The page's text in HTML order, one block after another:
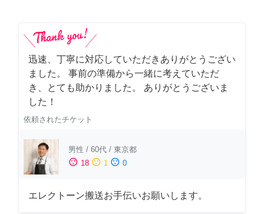
迅速、丁寧に対応していただきありがとうござい
ました。 事前の準備から一緒に考えていただ
き、とても助かりました。 ありがとうございま
した！
依頼されたチケット
男性 / 60代 / 東京都
sentiment_satisfied 18 sentiment_neutral 1 sentiment_dissatisfied 0
エレクトーン搬送お手伝いお願いします。